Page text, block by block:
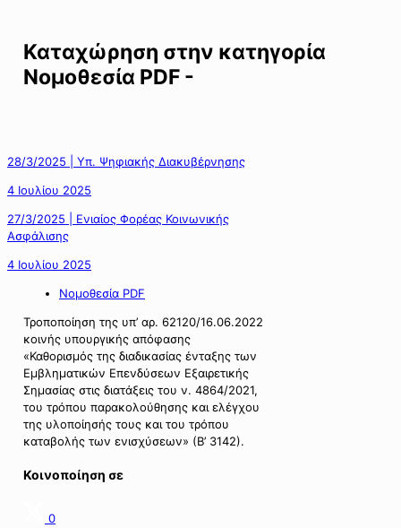
Καταχώρηση στην κατηγορία
Νομοθεσία PDF -
28/3/2025 | Υπ. Ψηφιακής Διακυβέρνησης
4 Ιουλίου 2025
27/3/2025 | Ενιαίος Φορέας Κοινωνικής
Ασφάλισης
4 Ιουλίου 2025
Νομοθεσία PDF
Τροποποίηση της υπ’ αρ. 62120/16.06.2022
κοινής υπουργικής απόφασης
«Καθορισμός της διαδικασίας ένταξης των
Εμβληματικών Επενδύσεων Εξαιρετικής
Σημασίας στις διατάξεις του ν. 4864/2021,
του τρόπου παρακολούθησης και ελέγχου
της υλοποίησής τους και του τρόπου
καταβολής των ενισχύσεων» (Β’ 3142).
Κοινοποίηση σε
0